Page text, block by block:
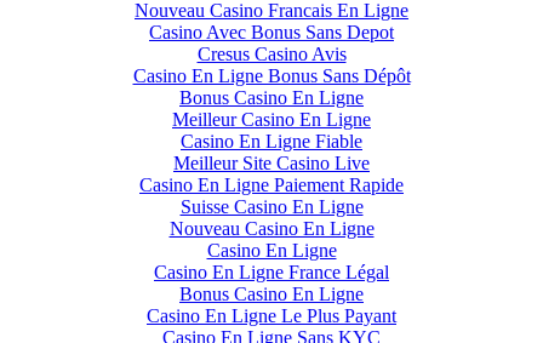
Nouveau Casino Francais En Ligne
Casino Avec Bonus Sans Depot
Cresus Casino Avis
Casino En Ligne Bonus Sans Dépôt
Bonus Casino En Ligne
Meilleur Casino En Ligne
Casino En Ligne Fiable
Meilleur Site Casino Live
Casino En Ligne Paiement Rapide
Suisse Casino En Ligne
Nouveau Casino En Ligne
Casino En Ligne
Casino En Ligne France Légal
Bonus Casino En Ligne
Casino En Ligne Le Plus Payant
Casino En Ligne Sans KYC